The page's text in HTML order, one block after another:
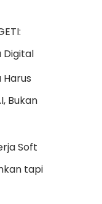
Digital
Bukan
Soft
tapi